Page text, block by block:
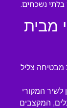
בלתי נשכחים.
מבית
מבטיחה צליל
לשיר המקורי
המקצבים